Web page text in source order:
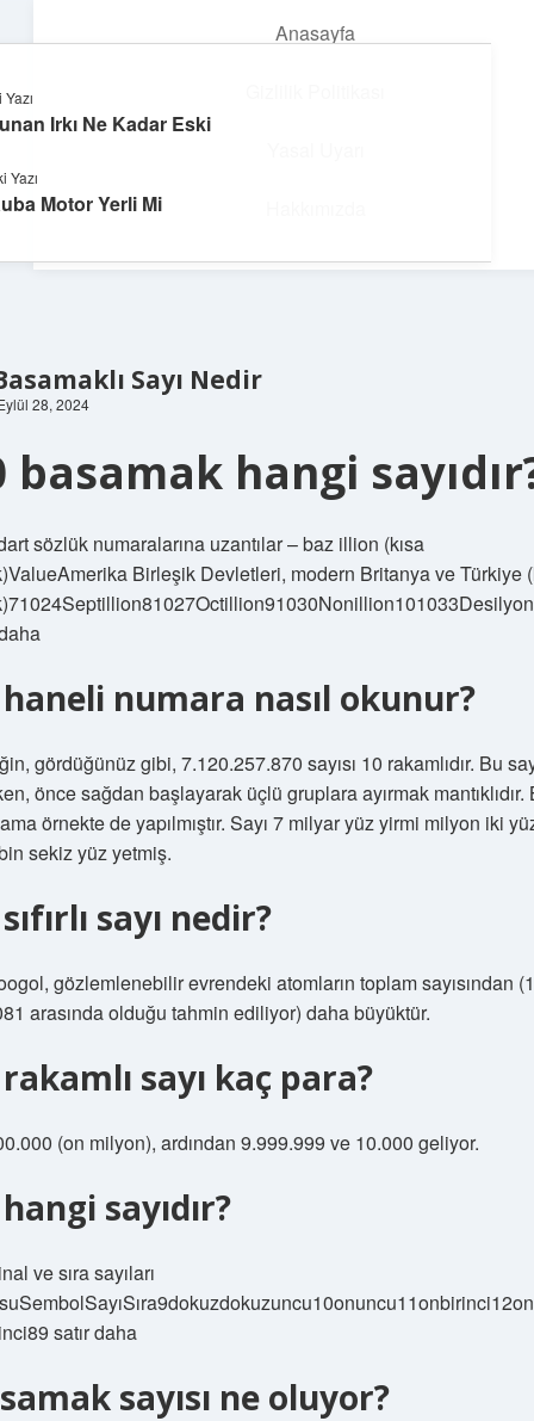
Anasayfa
Sayı Nedir
28, 2024
basamak hangi
sözlük numaralarına uzantılar – baz illion (kısa
Birleşik Devletleri, modern Britanya ve Türkiye
numara nasıl okunur?
gördüğünüz gibi, 7.120.257.870 sayısı 10 rakamlıdır. Bu
önce sağdan başlayarak üçlü gruplara ayırmak mantıklıdır.
örnekte de yapılmıştır. Sayı 7 milyar yüz yirmi milyon iki
sekiz yüz yetmiş.
sayı nedir?
gözlemlenebilir evrendeki atomların toplam sayısından
arasında olduğu tahmin ediliyor) daha büyüktür.
sayı kaç para?
(on milyon), ardından 9.999.999 ve 10.000 geliyor.
sayıdır?
ve sıra sayıları
satır daha
sayısı ne oluyor?
Irkı Ne Kadar Eski
Yazı
Motor Yerli Mi